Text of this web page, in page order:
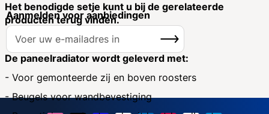
Het benodigde setje kunt u bij de gerelateerde
producten terug vinden.
De paneelradiator wordt geleverd met:
- Voor gemonteerde zij en boven roosters
- Beugels voor wandbevestiging
Aanmelden voor aanbiedingen
A
o
e
Inschrijven